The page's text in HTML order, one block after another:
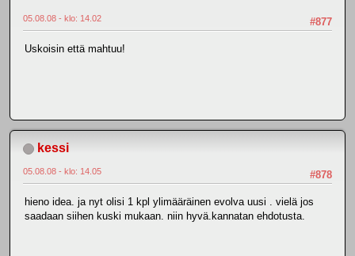
#877
05.08.08 - klo: 14.02
Uskoisin että mahtuu!
kessi
#878
05.08.08 - klo: 14.05
hieno idea. ja nyt olisi 1 kpl ylimääräinen evolva uusi . vielä jos
saadaan siihen kuski mukaan. niin hyvä.kannatan ehdotusta.